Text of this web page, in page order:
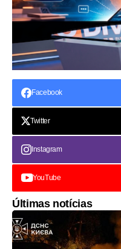
Facebook
Twitter
Instagram
YouTube
Últimas notícias